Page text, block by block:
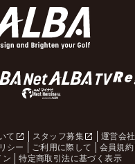
て スタッフ募集
運営会社
シー
ご利用に際して
会員規約
ン
特定商取引法に基づく表示